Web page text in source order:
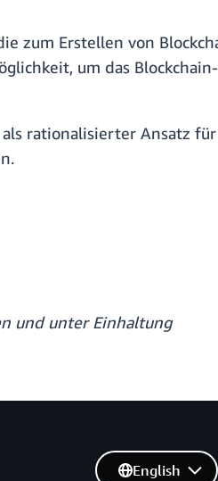
zum Erstellen von
um das Blockchain-
rationalisierter Ansatz für
und unter Einhaltung
English